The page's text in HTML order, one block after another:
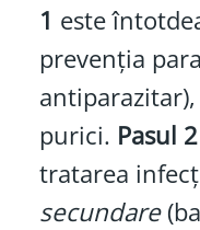
1 este
prevenția
purici. Pasul 2
tratarea
secundare